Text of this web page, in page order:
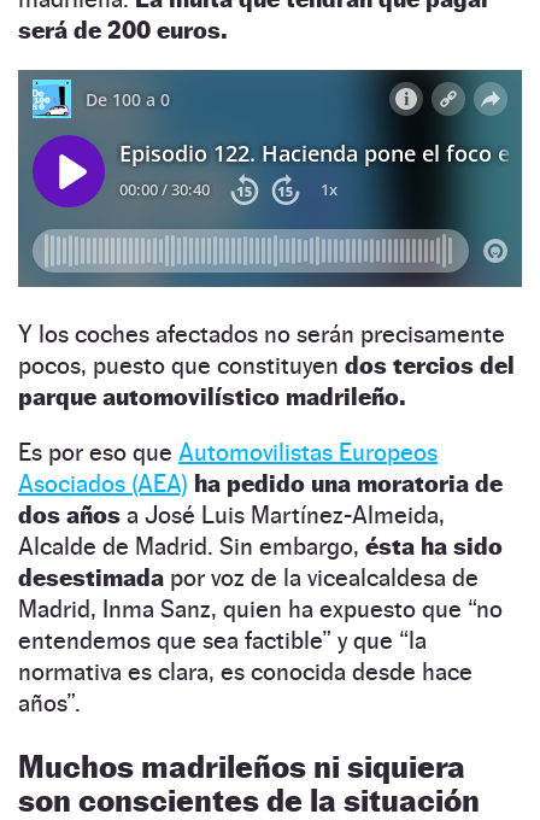
será de 200 euros.
Y los coches afectados no serán precisamente
pocos, puesto que constituyen dos tercios del
parque automovilístico madrileño.
Es por eso que Automovilistas Europeos
Asociados (AEA) ha pedido una moratoria de
dos años a José Luis Martínez-Almeida,
Alcalde de Madrid. Sin embargo, ésta ha sido
desestimada por voz de la vicealcaldesa de
Madrid, Inma Sanz, quien ha expuesto que “no
entendemos que sea factible” y que “la
normativa es clara, es conocida desde hace
años”.
Muchos madrileños ni siquiera
son conscientes de la situación